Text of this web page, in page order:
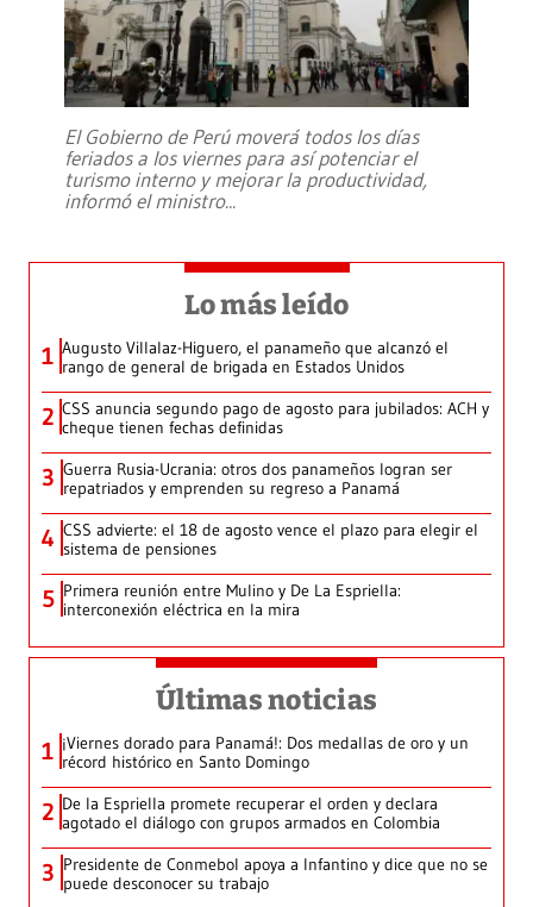
El Gobierno de Perú moverá todos los días
feriados a los viernes para así potenciar el
turismo interno y mejorar la productividad,
informó el ministro...
Lo más leído
1 Augusto Villalaz-Higuero, el panameño que alcanzó el
rango de general de brigada en Estados Unidos
2 CSS anuncia segundo pago de agosto para jubilados: ACH y
cheque tienen fechas definidas
3 Guerra Rusia-Ucrania: otros dos panameños logran ser
repatriados y emprenden su regreso a Panamá
4 CSS advierte: el 18 de agosto vence el plazo para elegir el
sistema de pensiones
5 Primera reunión entre Mulino y De La Espriella:
interconexión eléctrica en la mira
Últimas noticias
1 ¡Viernes dorado para Panamá!: Dos medallas de oro y un
récord histórico en Santo Domingo
2 De la Espriella promete recuperar el orden y declara
agotado el diálogo con grupos armados en Colombia
3 Presidente de Conmebol apoya a Infantino y dice que no se
puede desconocer su trabajo